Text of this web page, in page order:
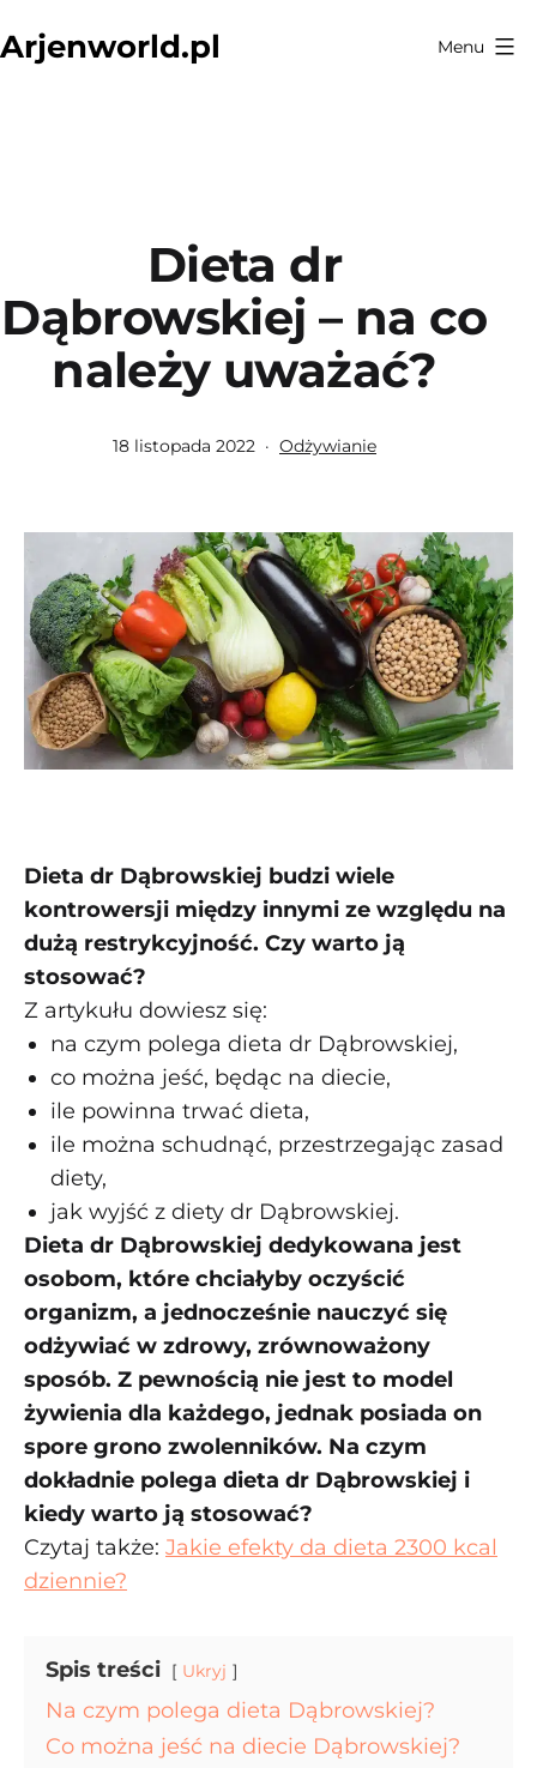
do
Arjenworld.pl Menu
Dieta dr
Dąbrowskiej – na co
należy uważać?
Opublikowano
18 listopada 2022
Umieszczono
Odżywianie
Dieta dr Dąbrowskiej budzi wiele
kontrowersji między innymi ze względu na
dużą restrykcyjność. Czy warto ją
stosować?
Z artykułu dowiesz się:
na czym polega dieta dr Dąbrowskiej,
co można jeść, będąc na diecie,
ile powinna trwać dieta,
ile można schudnąć, przestrzegając zasad
diety,
jak wyjść z diety dr Dąbrowskiej.
Dieta dr Dąbrowskiej dedykowana jest
osobom, które chciałyby oczyścić
organizm, a jednocześnie nauczyć się
odżywiać w zdrowy, zrównoważony
sposób. Z pewnością nie jest to model
żywienia dla każdego, jednak posiada on
spore grono zwolenników. Na czym
dokładnie polega dieta dr Dąbrowskiej i
kiedy warto ją stosować?
Czytaj także: Jakie efekty da dieta 2300 kcal
dziennie?
Spis treści Ukryj
Na czym polega dieta Dąbrowskiej?
Co można jeść na diecie Dąbrowskiej?